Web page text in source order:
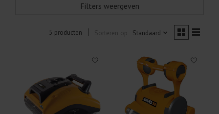
Filters weergeven
5 producten Sorteren op Standaard